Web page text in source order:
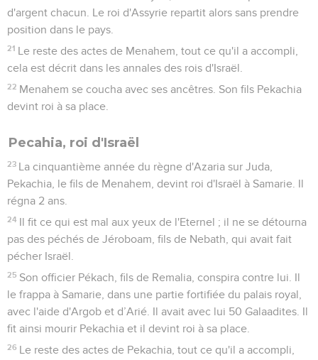
d'argent chacun. Le roi d'Assyrie repartit alors sans prendre
position dans le pays.
21 Le reste des actes de Menahem, tout ce qu'il a accompli,
cela est décrit dans les annales des rois d'Israël.
22 Menahem se coucha avec ses ancêtres. Son fils Pekachia
devint roi à sa place.
Pecahia, roi d'Israël
23 La cinquantième année du règne d'Azaria sur Juda,
Pekachia, le fils de Menahem, devint roi d'Israël à Samarie. Il
régna 2 ans.
24 Il fit ce qui est mal aux yeux de l'Eternel ; il ne se détourna
pas des péchés de Jéroboam, fils de Nebath, qui avait fait
pécher Israël.
25 Son officier Pékach, fils de Remalia, conspira contre lui. Il
le frappa à Samarie, dans une partie fortifiée du palais royal,
avec l'aide d'Argob et d’Arié. Il avait avec lui 50 Galaadites. Il
fit ainsi mourir Pekachia et il devint roi à sa place.
26 Le reste des actes de Pekachia, tout ce qu'il a accompli,